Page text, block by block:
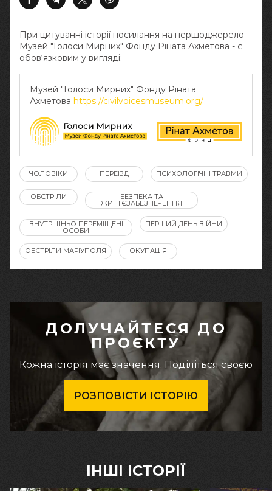
При цитуванні історії посилання на першоджерело -
Музей "Голоси Мирних" Фонду Ріната Ахметова - є
обов‘язковим у вигляді:
Музей "Голоси Мирних" Фонду Ріната
Ахметова https://civilvoicesmuseum.org/
ЧОЛОВІКИ ПЕРЕЇЗД ПСИХОЛОГІЧНІ ТРАВМИ
ОБСТРІЛИ БЕЗПЕКА ТА
ЖИТТЄЗАБЕЗПЕЧЕННЯ
ВНУТРІШНЬО ПЕРЕМІЩЕНІ
ОСОБИ
ПЕРШИЙ ДЕНЬ ВІЙНИ
ОБСТРІЛИ МАРІУПОЛЯ ОКУПАЦІЯ
ДОЛУЧАЙТЕСЯ ДО
ПРОЄКТУ
Кожна історія має значення. Поділіться своєю
РОЗПОВІСТИ ІСТОРІЮ
ІНШІ ІСТОРІЇ